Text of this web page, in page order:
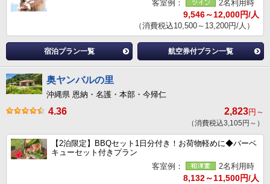
客室例： 2名利用時
9,546～12,000円/人
（消費税込10,500～13,200円/人）
宿泊プラン一覧 航空券付プラン一覧
奥ヤンバルの里
沖縄県 恩納・名護・本部・今帰仁
4.36 2,823円～
（消費税込3,105円～）
【2泊限定】BBQセット1日分付き！お荷物軽めに◆バーベ
キューセット付きプラン
客室例：
2名利用時
8,132～11,500円/人